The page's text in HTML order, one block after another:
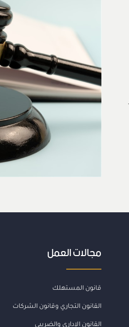
مجالات العمل
قانون المستهلك
القانون التجاري وقانون الشركات
القانون الإداري والضريبي